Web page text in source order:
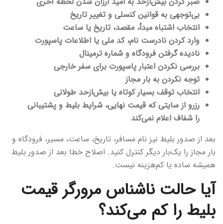
بی‌توجهی به قوانین کنسلی و تغییر تاریخ
انتخاب اشتباه مبدأ، مقصد، تاریخ یا ساعت
وارد کردن نادرست نام، کد ملی یا اطلاعات پاسپورت
نادیده گرفتن فرودگاه و شماره ترمینال
بررسی نکردن اعتبار پاسپورت برای سفر خارجی
توجه نکردن به بار مجاز
انتخاب توقف بسیار کوتاه یا بیش‌ازحد طولانی
رزرو از سایتی که قیمت نهایی، شرایط بلیط و پشتیبانی
را شفاف اعلام نمی‌کند
بعد از صدور بلیط نیز نام مسافر، تاریخ، ساعت، مسیر، فرودگاه و
بار مجاز را یک‌بار دیگر کنترل کنید. اصلاح خطا بعد از صدور بلیط
همیشه ساده یا کم‌هزینه نیست.
آیا حالت ناشناس مرورگر قیمت
بلیط را کم می‌کند؟